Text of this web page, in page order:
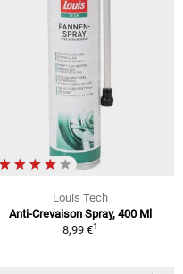
Louis Tech
Anti-Crevaison Spray, 400 Ml
8,99 €1